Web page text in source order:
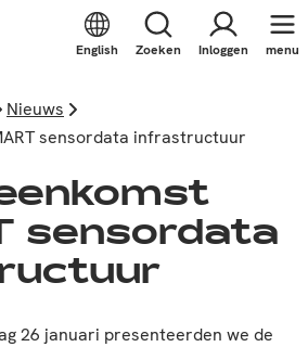
English Zoeken Inloggen menu
Nieuws
sensordata infrastructuur
sensordata
26 januari presenteerden we de